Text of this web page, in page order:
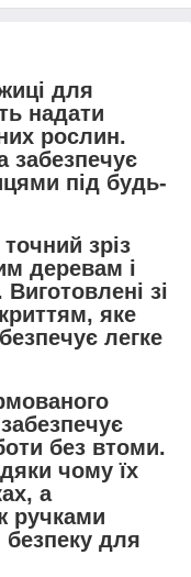
для
надати
рослин.
забезпечує
під будь-
точний зріз
деревам і
зі
, яке
легке
без втоми.
чому їх
а
ручками
безпеку для